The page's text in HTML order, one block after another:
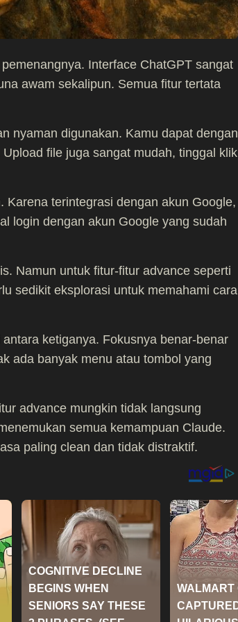
Interface ChatGPT sangat
awam sekalipun. Semua fitur tertata
nyaman digunakan. Kamu dapat dengan
file juga sangat mudah, tinggal klik
terintegrasi dengan akun Google,
login dengan akun Google yang sudah
Namun untuk fitur-fitur advance seperti
sedikit eksplorasi untuk memahami cara
ketiganya. Fokusnya benar-benar
ada banyak menu atau tombol yang
advance mungkin tidak langsung
semua kemampuan Claude.
paling clean dan tidak distraktif.